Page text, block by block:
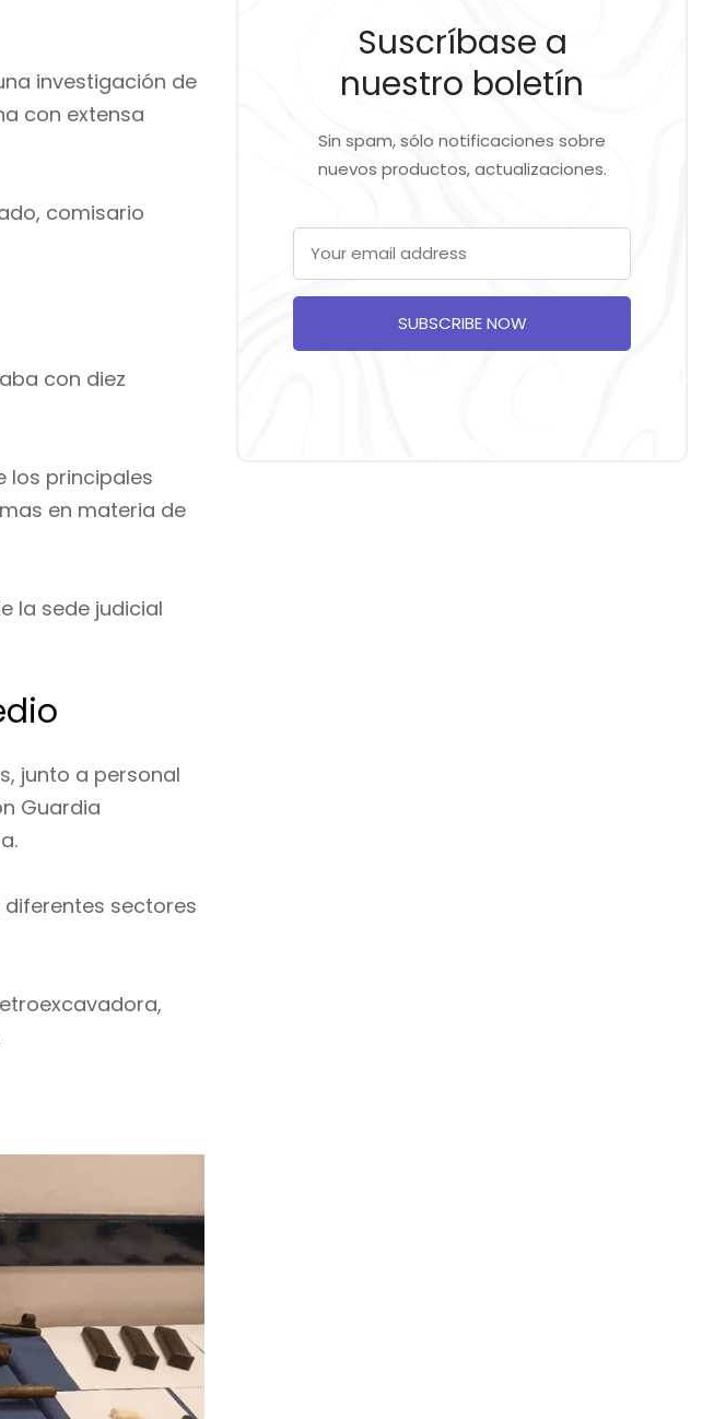
investigación de
con extensa
comisario
con diez
los principales
en materia de
la sede judicial
junto a personal
Guardia
sectores
Suscríbase a
nuestro boletín
Sin spam, sólo notificaciones sobre
nuevos productos, actualizaciones.
SUBSCRIBE NOW